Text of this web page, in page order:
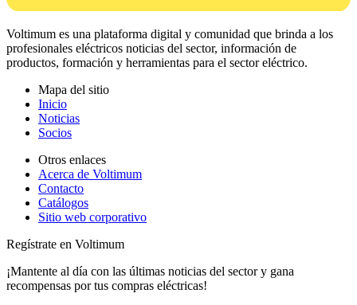
Voltimum es una plataforma digital y comunidad que brinda a los
profesionales eléctricos noticias del sector, información de
productos, formación y herramientas para el sector eléctrico.
Mapa del sitio
Inicio
Noticias
Socios
Otros enlaces
Acerca de Voltimum
Contacto
Catálogos
Sitio web corporativo
Regístrate en Voltimum
¡Mantente al día con las últimas noticias del sector y gana
recompensas por tus compras eléctricas!